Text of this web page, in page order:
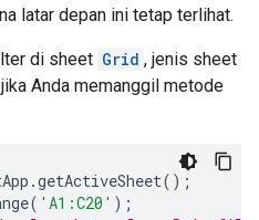
latar depan ini tetap terlihat.
di sheet Grid , jenis sheet
jika Anda memanggil metode
.getActiveSheet();
( 'A1:C20' );